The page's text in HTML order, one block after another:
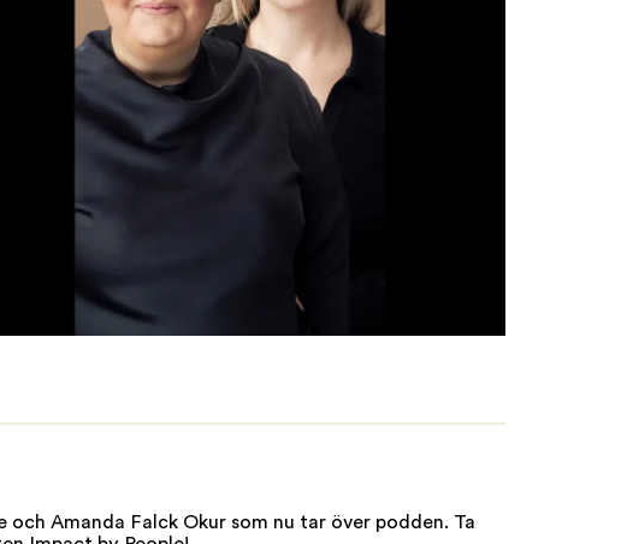
Amanda Falck Okur som nu tar över podden. Ta